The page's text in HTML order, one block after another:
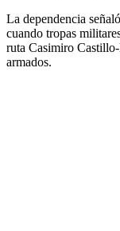
La dependencia
cuando tropas
ruta Casimiro
armados.